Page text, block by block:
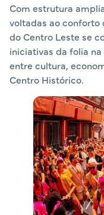
Com estrutura
voltadas ao conforto
do Centro Leste se
iniciativas da folia
entre cultura,
Centro Histórico.